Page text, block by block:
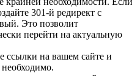
301-й редирект с
Это позволит
перейти на актуальную
ссылки на вашем сайте и
необходимо.